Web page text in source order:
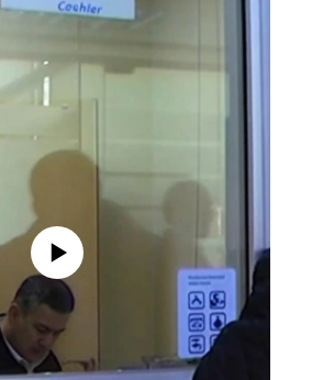
source currently available